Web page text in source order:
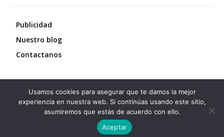
Publicidad
Nuestro blog
Contactanos
©2026 Diario La Protesta.es- Todos los derechos
reservados
Usamos cookies para asegurar que te damos la mejor
experiencia en nuestra web. Si continúas usando este sitio,
asumiremos que estás de acuerdo con ello.
Aceptar